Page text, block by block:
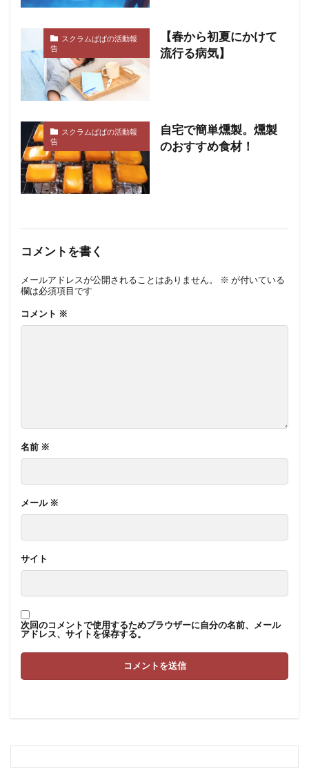
スクラムぱぱの活動報
告
【春から初夏にかけて
流行る病気】
スクラムぱぱの活動報
告
自宅で簡単燻製。燻製
のおすすめ食材！
コメントを書く
メールアドレスが公開されることはありません。 ※ が付いている
欄は必須項目です
コメント ※
名前 ※
メール ※
サイト
次回のコメントで使用するためブラウザーに自分の名前、メール
アドレス、サイトを保存する。